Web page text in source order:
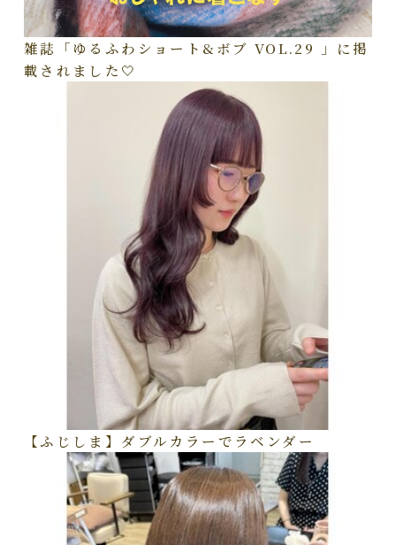
雑誌「ゆるふわショート&ボブ VOL.29 」に掲
載されました🤍
【ふじしま】ダブルカラーでラベンダー